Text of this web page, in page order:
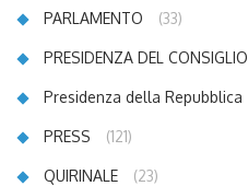
PARLAMENTO (33)
PRESIDENZA DEL CONSIGLIO
Presidenza della Repubblica
PRESS (121)
QUIRINALE (23)